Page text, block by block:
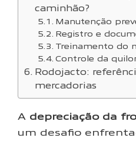
caminhão?
Manutenção
Registro e
Treinamento do
Controle da
Rodojacto:
mercadorias
A depreciação da
um desafio